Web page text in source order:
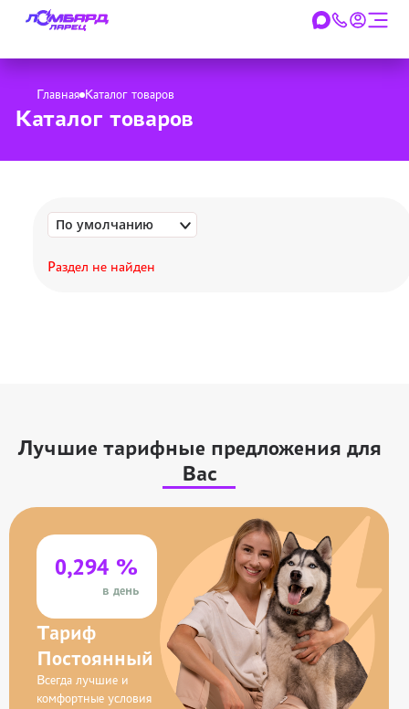
Главная Каталог товаров
Каталог товаров
По умолчанию
Раздел не найден
Лучшие тарифные предложения для
Вас
0,294 %
в день
Тариф
Постоянный
Всегда лучшие и
комфортные условия